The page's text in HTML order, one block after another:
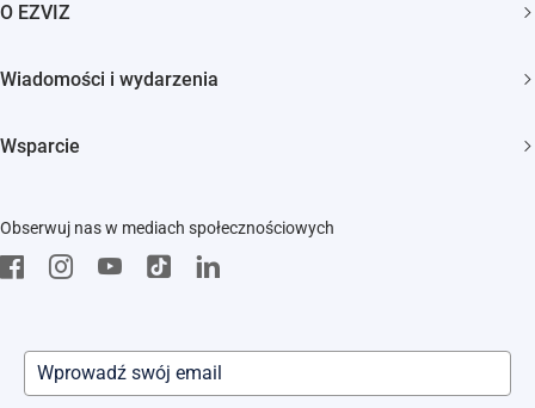
O EZVIZ
Trust Center
EZVIZ CSR
Wiadomości i wydarzenia
Wsparcie
Pobierz
Obserwuj nas w mediach społecznościowych